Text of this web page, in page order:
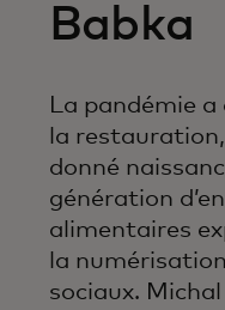
Babka
La pandémie a
la
donné
génération
alimentaires
la
sociaux.